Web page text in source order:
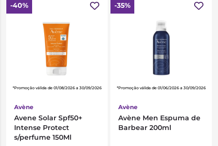
-40%
*Promoção válida de 01/08/2026 a 30/09/2026
Avène
Avene Solar Spf50+
Intense Protect
s/perfume 150Ml
-35%
*Promoção válida de 01/06/2026 a 30/09/2026
Avène
Avène Men Espuma de
Barbear 200ml